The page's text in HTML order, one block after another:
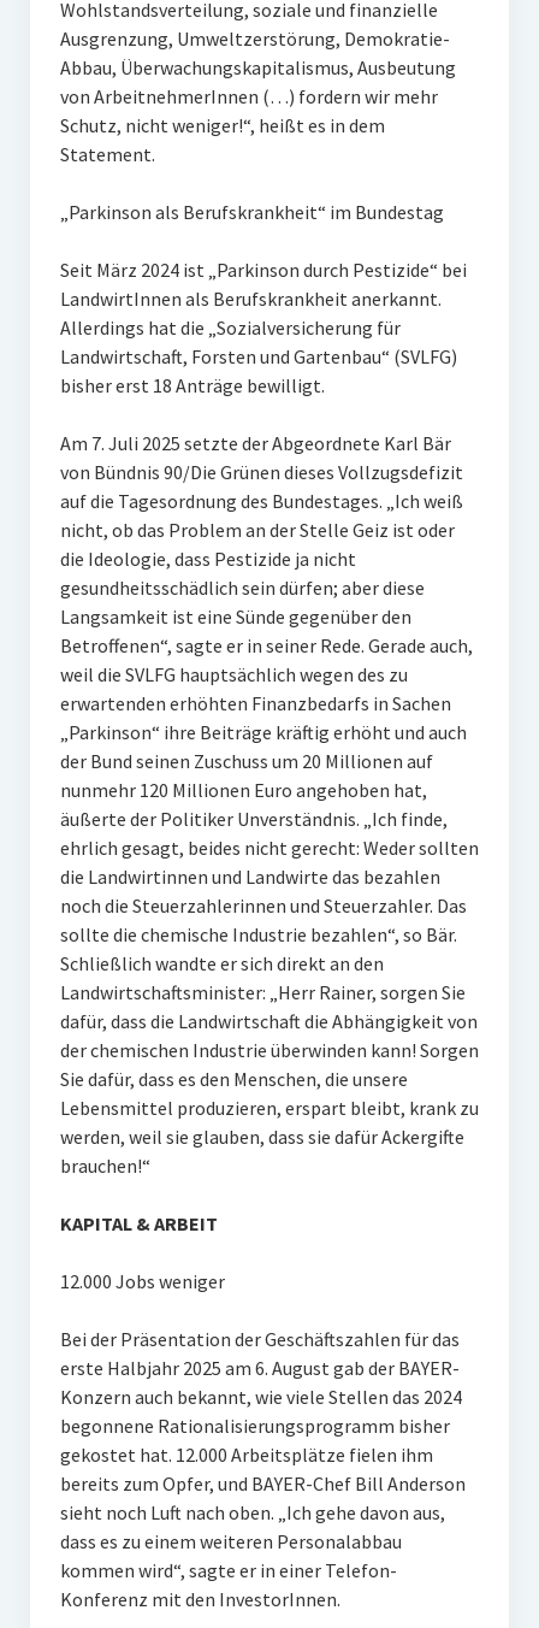
Wohlstandsverteilung, soziale und finanzielle
Ausgrenzung, Umweltzerstörung, Demokratie-
Abbau, Überwachungskapitalismus, Ausbeutung
von ArbeitnehmerInnen (…) fordern wir mehr
Schutz, nicht weniger!“, heißt es in dem
Statement.
„Parkinson als Berufskrankheit“ im Bundestag
Seit März 2024 ist „Parkinson durch Pestizide“ bei
LandwirtInnen als Berufskrankheit anerkannt.
Allerdings hat die „Sozialversicherung für
Landwirtschaft, Forsten und Gartenbau“ (SVLFG)
bisher erst 18 Anträge bewilligt.
Am 7. Juli 2025 setzte der Abgeordnete Karl Bär
von Bündnis 90/Die Grünen dieses Vollzugsdefizit
auf die Tagesordnung des Bundestages. „Ich weiß
nicht, ob das Problem an der Stelle Geiz ist oder
die Ideologie, dass Pestizide ja nicht
gesundheitsschädlich sein dürfen; aber diese
Langsamkeit ist eine Sünde gegenüber den
Betroffenen“, sagte er in seiner Rede. Gerade auch,
weil die SVLFG hauptsächlich wegen des zu
erwartenden erhöhten Finanzbedarfs in Sachen
„Parkinson“ ihre Beiträge kräftig erhöht und auch
der Bund seinen Zuschuss um 20 Millionen auf
nunmehr 120 Millionen Euro angehoben hat,
äußerte der Politiker Unverständnis. „Ich finde,
ehrlich gesagt, beides nicht gerecht: Weder sollten
die Landwirtinnen und Landwirte das bezahlen
noch die Steuerzahlerinnen und Steuerzahler. Das
sollte die chemische Industrie bezahlen“, so Bär.
Schließlich wandte er sich direkt an den
Landwirtschaftsminister: „Herr Rainer, sorgen Sie
dafür, dass die Landwirtschaft die Abhängigkeit von
der chemischen Industrie überwinden kann! Sorgen
Sie dafür, dass es den Menschen, die unsere
Lebensmittel produzieren, erspart bleibt, krank zu
werden, weil sie glauben, dass sie dafür Ackergifte
brauchen!“
KAPITAL & ARBEIT
12.000 Jobs weniger
Bei der Präsentation der Geschäftszahlen für das
erste Halbjahr 2025 am 6. August gab der BAYER-
Konzern auch bekannt, wie viele Stellen das 2024
begonnene Rationalisierungsprogramm bisher
gekostet hat. 12.000 Arbeitsplätze fielen ihm
bereits zum Opfer, und BAYER-Chef Bill Anderson
sieht noch Luft nach oben. „Ich gehe davon aus,
dass es zu einem weiteren Personalabbau
kommen wird“, sagte er in einer Telefon-
Konferenz mit den InvestorInnen.